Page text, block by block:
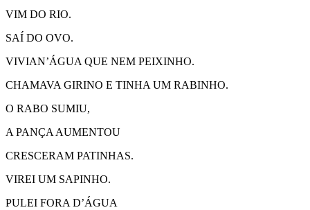
VIM DO RIO.
SAÍ DO OVO.
VIVIAN’ÁGUA QUE NEM PEIXINHO.
CHAMAVA GIRINO E TINHA UM RABINHO.
O RABO SUMIU,
A PANÇA AUMENTOU
CRESCERAM PATINHAS.
VIREI UM SAPINHO.
PULEI FORA D’ÁGUA